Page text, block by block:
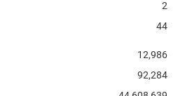
2
44
12,986
92,284